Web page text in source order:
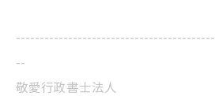
--
敬愛行政書士法人